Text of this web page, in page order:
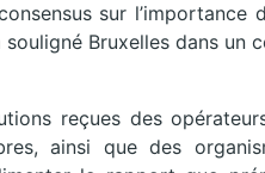
sur
Bruxelles dans un
reçues des
ainsi que des